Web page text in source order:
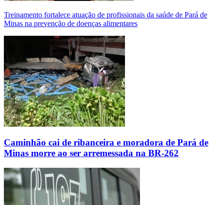
Treinamento fortalece atuação de profissionais da saúde de Pará de
Minas na prevenção de doenças alimentares
Caminhão cai de ribanceira e moradora de Pará de
Minas morre ao ser arremessada na BR-262